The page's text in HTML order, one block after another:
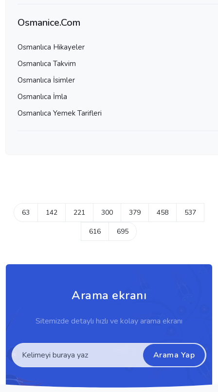
Osmanice.Com
Osmanlıca Hikayeler
Osmanlıca Takvim
Osmanlıca İsimler
Osmanlıca İmla
Osmanlıca Yemek Tarifleri
63 142 221 300 379 458 537
616 695
Arama ekranı
Sitemizde detaylı hızlı ve kolay arama ekranı
Arama Yap